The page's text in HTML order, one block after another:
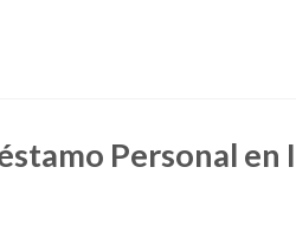
Personal